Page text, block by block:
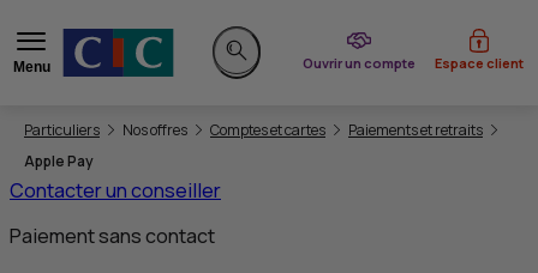
Menu
Rechercher sur le site
Ouvrir un compte
du CIC Espace client
Vous êtes ici:
Particuliers Nos offres Comptes et cartes
Paiements et retraits
Apple Pay
Contacter un conseiller
Paiement sans contact